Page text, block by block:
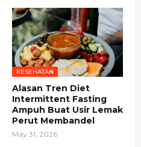
KESEHATAN
Alasan Tren Diet
Intermittent Fasting
Ampuh Buat Usir Lemak
Perut Membandel
May 31, 2026